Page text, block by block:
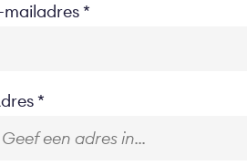
mailadres